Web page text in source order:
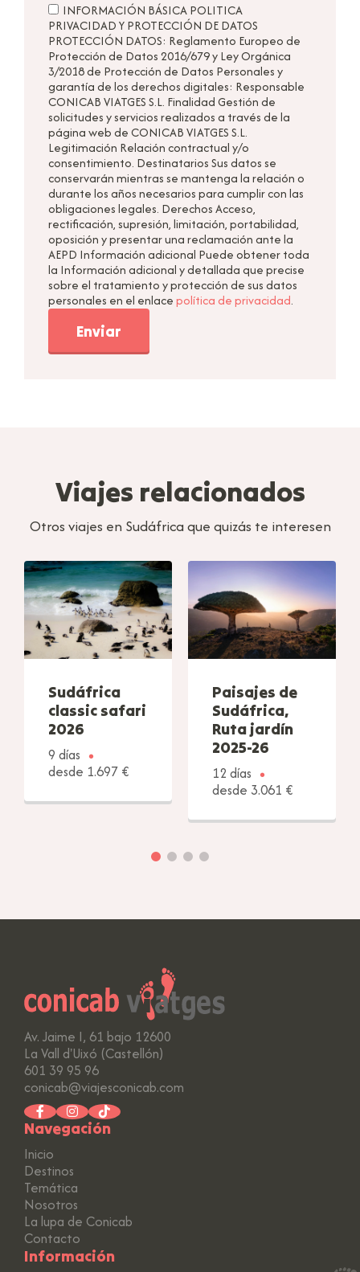
INFORMACIÓN BÁSICA POLITICA
PRIVACIDAD Y PROTECCIÓN DE DATOS
PROTECCIÓN DATOS: Reglamento Europeo de
Protección de Datos 2016/679 y Ley Orgánica
3/2018 de Protección de Datos Personales y
garantía de los derechos digitales: Responsable
CONICAB VIATGES S.L. Finalidad Gestión de
solicitudes y servicios realizados a través de la
página web de CONICAB VIATGES S.L.
Legitimación Relación contractual y/o
consentimiento. Destinatarios Sus datos se
conservarán mientras se mantenga la relación o
durante los años necesarios para cumplir con las
obligaciones legales. Derechos Acceso,
rectificación, supresión, limitación, portabilidad,
oposición y presentar una reclamación ante la
AEPD Información adicional Puede obtener toda
la Información adicional y detallada que precise
sobre el tratamiento y protección de sus datos
personales en el enlacepolítica de privacidad.
Enviar
Viajes relacionados
Otros viajes en Sudáfrica que quizás te interesen
Sudáfrica
classic safari
2026
9 días
desde 1.697 €
Paisajes de
Sudáfrica,
Ruta jardín
2025-26
12 días
desde 3.061 €
Av. Jaime I, 61 bajo 12600
La Vall d'Uixó (Castellón)
601 39 95 96
conicab@viajesconicab.com
Navegación
Inicio
Destinos
Temática
Nosotros
La lupa de Conicab
Contacto
Información